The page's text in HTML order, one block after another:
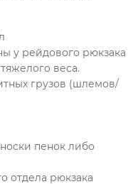
у рейдового рюкзака
веса.
грузов (шлемов/
пенок либо
отдела рюкзака